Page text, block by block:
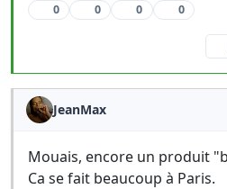
0 0 0 0
JeanMax
Mouais, encore un produit
Ca se fait beaucoup à Paris.